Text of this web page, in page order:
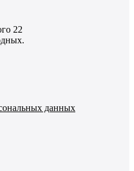
22
данных